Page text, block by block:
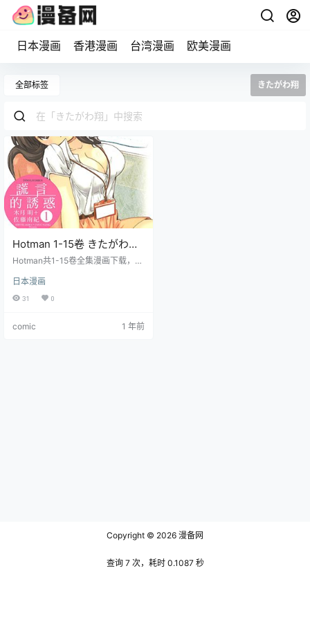
日本漫画 香港漫画 台湾漫画 欧美漫画
全部标签 きたがわ翔
Hotman 1-15卷 きたがわ翔
漫画百度网盘下载
Hotman共1-15卷全集漫画下载，是
何面对生活中的挑战，建立起深厚
家庭纽带的故事，曾经是不良少年
日本漫画
31 0
comic 1 年前
Copyright © 2026 漫备网
查询 7 次，耗时 0.1087 秒